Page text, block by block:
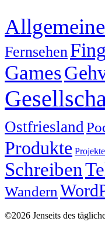
Fernsehen
Games
Ostfriesland
Produkte Projekte
Schreiben
Wandern
©2026 Jenseits des